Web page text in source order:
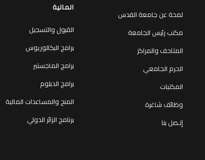
لمحة عن جامعة القدس
مكتب رئيس الجامعة
المتاحف والمراكز
الحرم الجامعي
المكتبات
وظائف شاغرة
إتـصل بنا
المالية
القبول والتسجيل
برامج البكالوريوس
برامج الماجستير
برامج الدبلوم
المنح والمساعدات المالية
برنامج الزائر الدولي